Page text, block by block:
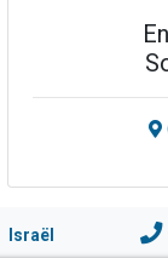
Israël